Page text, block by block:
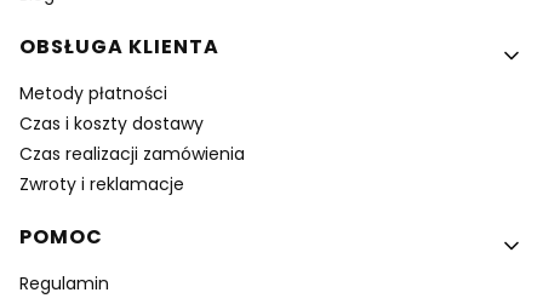
OBSŁUGA KLIENTA
Metody płatności
Czas i koszty dostawy
Czas realizacji zamówienia
Zwroty i reklamacje
POMOC
Regulamin